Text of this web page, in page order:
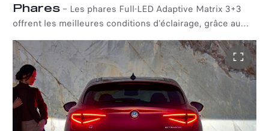
Phares – Les phares Full-LED Adaptive Matrix 3+3
offrent les meilleures conditions d'éclairage, grâce au
Adaptive Front Lighting System et à la technologie des
feux de route segmentés sans éblouissement. Le
premier ajuste en permanence les feux de croisement en
fonction de la vitesse et des conditions de conduite,
tandis que le second détecte automatiquement les deux
sens de circulation pour éviter d'éblouir les autres
conducteurs.